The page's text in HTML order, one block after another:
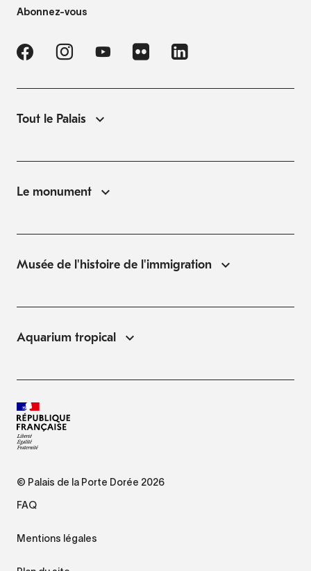
Abonnez-vous
Tout le Palais
Le monument
Musée de l'histoire de l'immigration
Aquarium tropical
© Palais de la Porte Dorée 2026
FAQ
Mentions légales